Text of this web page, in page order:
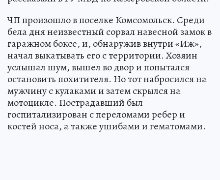
ЧП произошло в поселке Комсомольск. Среди
бела дня неизвестный сорвал навесной замок в
гаражном боксе, и, обнаружив внутри «Иж»,
начал выкатывать его с территории. Хозяин
услышал шум, вышел во двор и попытался
остановить похитителя. Но тот набросился на
мужчину с кулаками и затем скрылся на
мотоцикле. Пострадавший был
госпитализирован с переломами ребер и
костей носа, а также ушибами и гематомами.